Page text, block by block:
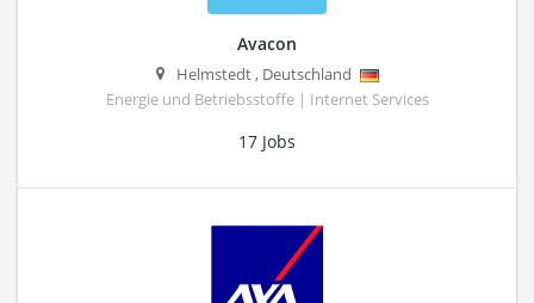
Avacon
Helmstedt, Deutschland
Energie und Betriebsstoffe | Internet Services
17 Jobs